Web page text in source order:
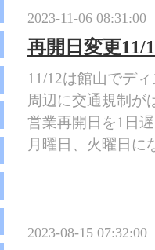
2023-11-06 08:31:00
再開日変更11/
11/12は館山でデ
周辺に交通規制が
営業再開日を1日
月曜日、火曜日に
2023-08-15 07:32:00